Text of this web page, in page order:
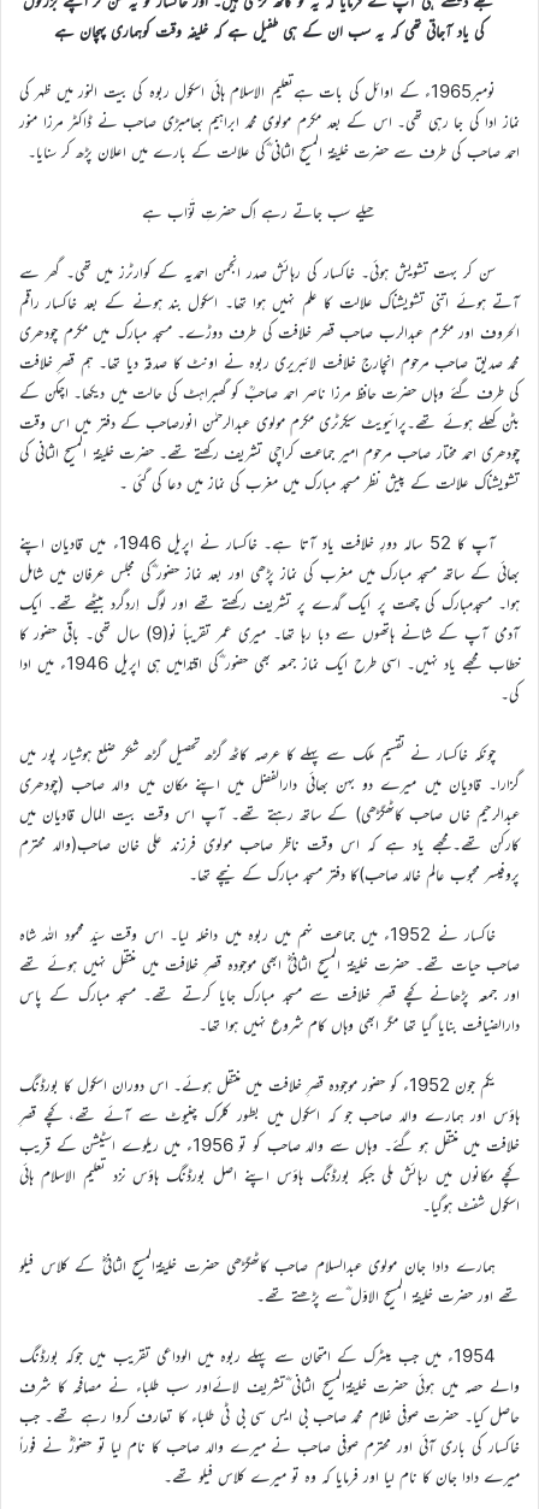
کی یاد آجاتی تھی کہ یہ سب ان کے ہی طفیل ہے کہ خلیفہ وقت کوہماری پہچان ہے
نومبر1965ء کے اوائل کی بات ہےتعلیم الاسلام ہائی اسکول ربوہ کی بیت النور میں ظہر کی
نماز ادا کی جا رہی تھی۔ اس کے بعد مکرم مولوی محمد ابراہیم بھامبڑی صاحب نے ڈاکٹر مرزا منور
احمد صاحب کی طرف سے حضرت خلیفۃ المسیح الثانی ؓکی علالت کے بارے میں اعلان پڑھ کر سنایا۔
حیلے سب جاتے رہے اِک حضرتِ تَوّاب ہے
سن کر بہت تشویش ہوئی۔ خاکسار کی رہائش صدر انجمن احمدیہ کے کوارٹرز میں تھی۔ گھر سے
آتے ہوئے اتنی تشویشناک علالت کا علم نہیں ہوا تھا۔ اسکول بند ہونے کے بعد خاکسار راقم
الحروف اور مکرم عبدالرب صاحب قصر خلافت کی طرف دوڑے۔ مسجد مبارک میں مکرم چودھری
محمد صدیق صاحب مرحوم انچارج خلافت لائبریری ربوہ نے اونٹ کا صدقہ دیا تھا۔ ہم قصرِ خلافت
کی طرف گئے وہاں حضرت حافظ مرزا ناصر احمد صاحبؒ کو گھبراہٹ کی حالت میں دیکھا۔ اچکن کے
بٹن کھلے ہوئے تھے۔پرائیویٹ سیکرٹری مکرم مولوی عبدالرحمٰن انورصاحب کے دفتر میں اس وقت
چودھری احمد مختار صاحب مرحوم امیر جماعت کراچی تشریف رکھتے تھے۔ حضرت خلیفۃ المسیح الثانی کی
تشویشناک علالت کے پیش نظر مسجد مبارک میں مغرب کی نماز میں دعا کی گئی ۔
آپ کا 52 سالہ دورِ خلافت یاد آتا ہے۔ خاکسار نے اپریل 1946ء میں قادیان اپنے
بھائی کے ساتھ مسجد مبارک میں مغرب کی نماز پڑھی اور بعد نماز حضور ؓکی مجلس عرفان میں شامل
ہوا۔ مسجدمبارک کی چھت پر ایک گدے پر تشریف رکھتے تھے اور لوگ اِردگرد بیٹھے تھے۔ ایک
آدمی آپ کے شانے ہاتھوں سے دبا رہا تھا۔ میری عمر تقریباً نو(9) سال تھی۔ باقی حضور کا
خطاب مجھے یاد نہیں۔ اسی طرح ایک نماز جمعہ بھی حضور ؓکی اقتدامیں ہی اپریل 1946ء میں ادا
کی۔
چونکہ خاکسار نے تقسیم ملک سے پہلے کا عرصہ کاٹھ گڑھ تحصیل گڑھ شنکر ضلع ہوشیار پور میں
گزارا۔ قادیان میں میرے دو بہن بھائی دارالفضل میں اپنے مکان میں والد صاحب (چودھری
عبدالرحیم خاں صاحب کاٹھگڑھی) کے ساتھ رہتے تھے۔ آپ اس وقت بیت المال قادیان میں
کارکن تھے۔مجھے یاد ہے کہ اس وقت ناظر صاحب مولوی فرزند علی خان صاحب(والد محترم
پروفیسر محبوب عالم خالد صاحب)کا دفتر مسجد مبارک کے نیچے تھا۔
خاکسار نے 1952ء میں جماعت نہم میں ربوہ میں داخلہ لیا۔ اس وقت سیّد محمود اللہ شاہ
صاحب حیات تھے۔ حضرت خلیفۃ المسیح الثانیؓ ابھی موجودہ قصرِ خلافت میں منتقل نہیں ہوئے تھے
اور جمعہ پڑھانے کچے قصرِ خلافت سے مسجد مبارک جایا کرتے تھے۔ مسجد مبارک کے پاس
دارالضیافت بنایا گیا تھا مگر ابھی وہاں کام شروع نہیں ہوا تھا۔
یکم جون 1952ء کو حضور موجودہ قصرِ خلافت میں منتقل ہوئے۔ اس دوران اسکول کا بورڈنگ
ہاؤس اور ہمارے والد صاحب جو کہ اسکول میں بطور کلرک چنیوٹ سے آئے تھے، کچے قصرِ
خلافت میں منتقل ہو گئے۔ وہاں سے والد صاحب کو تو 1956ء میں ریلوے اسٹیشن کے قریب
کچے مکانوں میں رہائش ملی جبکہ بورڈنگ ہاؤس اپنے اصل بورڈنگ ہاؤس نزد تعلیم الاسلام ہائی
اسکول شفٹ ہوگیا۔
ہمارے دادا جان مولوی عبدالسلام صاحب کاٹھگڑھی حضرت خلیفۃالمسیح الثانیؓ کے کلاس فیلو
تھے اور حضرت خلیفۃ المسیح الاوّل ؓسے پڑھتے تھے۔
1954ء میں جب میٹرک کے امتحان سے پہلے ربوہ میں الوداعی تقریب میں جوکہ بورڈنگ
والے حصہ میں ہوئی حضرت خلیفۃالمسیح الثانی ؓتشریف لائےاور سب طلباء نے مصافحہ کا شرف
حاصل کیا۔ حضرت صوفی غلام محمد صاحب بی ایس سی بی ٹی طلباء کا تعارف کروا رہے تھے۔ جب
خاکسار کی باری آئی اور محترم صوفی صاحب نے میرے والد صاحب کا نام لیا تو حضورؓ نے فوراً
میرے دادا جان کا نام لیا اور فرمایا کہ وہ تو میرے کلاس فیلو تھے۔